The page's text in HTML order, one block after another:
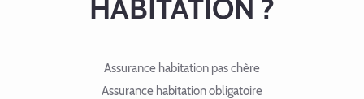
HABITATION ?
Assurance habitation pas chère
Assurance habitation obligatoire